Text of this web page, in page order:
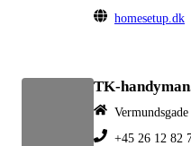
homesetup.dk
TK-
+45 26 12 82